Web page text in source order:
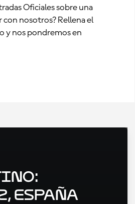
Oficiales sobre una
con nosotros? Rellena el
y nos pondremos en
España